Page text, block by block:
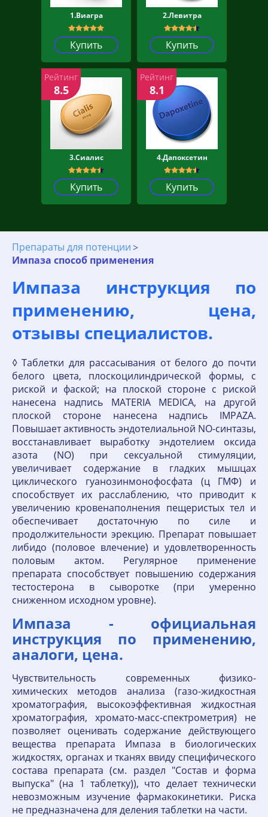
1.Виагра
Купить
2.Левитра
Купить
3.Сиалис
Купить
Рейтинг
8.5
4.Дапоксетин
Купить
Рейтинг
8.1
Препараты для потенции
Импаза способ применения
Импаза инструкция по
применению, цена,
отзывы специалистов.
◊ Таблетки для рассасывания от белого до почти
белого цвета, плоскоцилиндрической формы, с
риской и фаской; на плоской стороне с риской
нанесена надпись MATERIA MEDICA, на другой
плоской стороне нанесена надпись IMPAZA.
Повышает активность эндотелиальной NO-синтазы,
восстанавливает выработку эндотелием оксида
азота (NO) при сексуальной стимуляции,
увеличивает содержание в гладких мышцах
циклического гуанозинмонофосфата (ц ГМФ) и
способствует их расслаблению, что приводит к
увеличению кровенаполнения пещеристых тел и
обеспечивает достаточную по силе и
продолжительности эрекцию. Препарат повышает
либидо (половое влечение) и удовлетворенность
половым актом. Регулярное применение
препарата способствует повышению содержания
тестостерона в сыворотке (при умеренно
сниженном исходном уровне).
Импаза - официальная
инструкция по применению,
аналоги, цена.
Чувствительность современных физико-
химических методов анализа (газо-жидкостная
хроматография, высокоэффективная жидкостная
хроматография, хромато-масс-спектрометрия) не
позволяет оценивать содержание действующего
вещества препарата Импаза в биологических
жидкостях, органах и тканях ввиду специфического
состава препарата (см. раздел "Состав и форма
выпуска" (на 1 таблетку)), что делает технически
невозможным изучение фармакокинетики. Риска
не предназначена для деления таблетки на части.